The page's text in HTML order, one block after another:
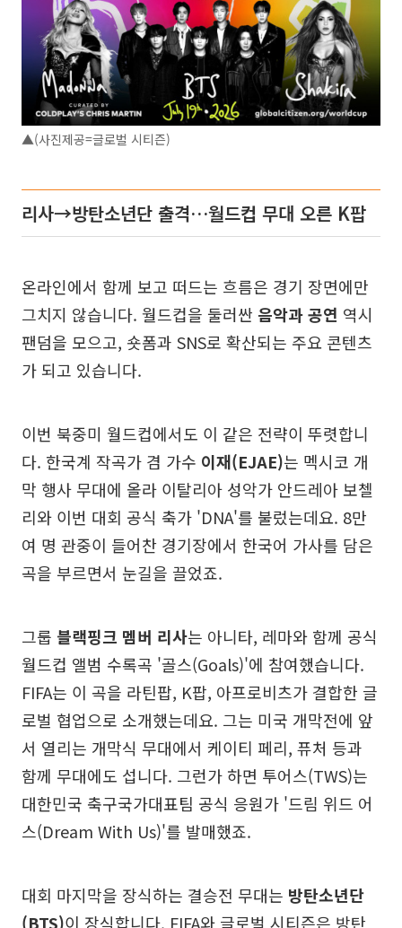
▲(사진제공=글로벌 시티즌)
리사→방탄소년단 출격…월드컵 무대 오른 K팝
온라인에서 함께 보고 떠드는 흐름은 경기 장면에만
그치지 않습니다. 월드컵을 둘러싼 음악과 공연 역시
팬덤을 모으고, 숏폼과 SNS로 확산되는 주요 콘텐츠
가 되고 있습니다.
이번 북중미 월드컵에서도 이 같은 전략이 뚜렷합니
다. 한국계 작곡가 겸 가수 이재(EJAE)는 멕시코 개
막 행사 무대에 올라 이탈리아 성악가 안드레아 보첼
리와 이번 대회 공식 축가 'DNA'를 불렀는데요. 8만
여 명 관중이 들어찬 경기장에서 한국어 가사를 담은
곡을 부르면서 눈길을 끌었죠.
그룹 블랙핑크 멤버 리사는 아니타, 레마와 함께 공식
월드컵 앨범 수록곡 '골스(Goals)'에 참여했습니다.
FIFA는 이 곡을 라틴팝, K팝, 아프로비츠가 결합한 글
로벌 협업으로 소개했는데요. 그는 미국 개막전에 앞
서 열리는 개막식 무대에서 케이티 페리, 퓨처 등과
함께 무대에도 섭니다. 그런가 하면 투어스(TWS)는
대한민국 축구국가대표팀 공식 응원가 '드림 위드 어
스(Dream With Us)'를 발매했죠.
대회 마지막을 장식하는 결승전 무대는 방탄소년단
(BTS)이 장식합니다. FIFA와 글로벌 시티즌은 방탄